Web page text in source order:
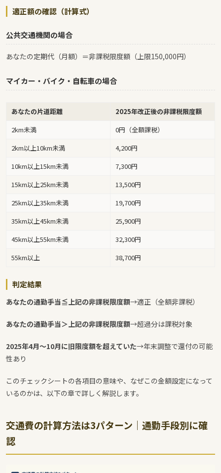
適正額の確認（計算式）
公共交通機関の場合
あなたの定期代（月額）＝非課税限度額（上限150,000円）
マイカー・バイク・自転車の場合
あなたの片道距離
2025年改正後の非課税限度額
2km未満
0円（全額課税）
2km以上10km未満
4,200円
10km以上15km未満
7,300円
15km以上25km未満
13,500円
25km以上35km未満
19,700円
35km以上45km未満
25,900円
45km以上55km未満
32,300円
55km以上
38,700円
判定結果
あなたの通勤手当≦上記の非課税限度額→適正（全額非課税）
あなたの通勤手当＞上記の非課税限度額→超過分は課税対象
2025年4月〜10月に旧限度額を超えていた→年末調整で還付の可能
性あり
このチェックシートの各項目の意味や、なぜこの金額設定になって
いるのかは、以下の章で詳しく解説します。
交通費の計算方法は3パターン｜通勤手段別に確
認